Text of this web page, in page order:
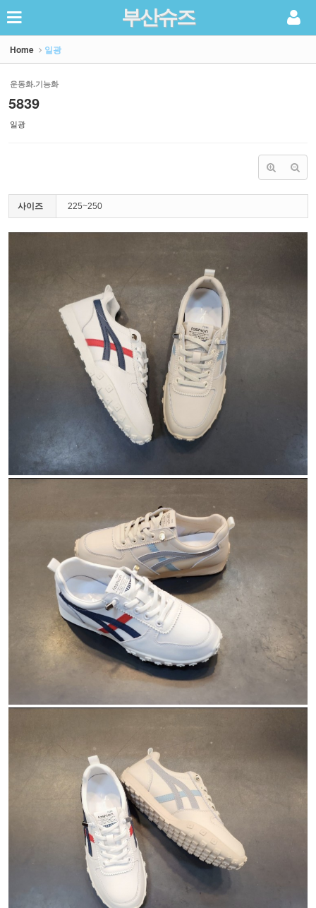
부산슈즈
Home 일광
운동화.기능화
5839
일광
사이즈 225~250
Sketchbook5, 스케치북5